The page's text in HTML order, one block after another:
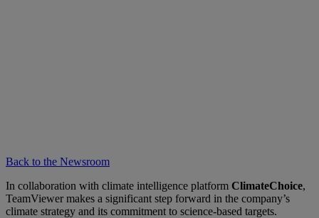
Back to the Newsroom
In collaboration with climate intelligence platform ClimateChoice,
TeamViewer makes a significant step forward in the company’s
climate strategy and its commitment to science-based targets.